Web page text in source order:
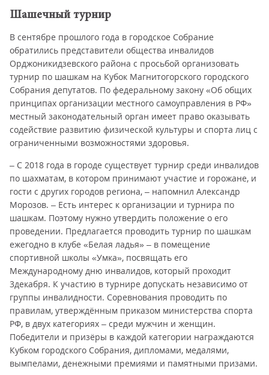
Шашечный турнир
В сентябре прошлого года в городское Собрание
обратились представители общества инвалидов
Орджоникидзевского района с просьбой организовать
турнир по шашкам на Кубок Магнитогорского городского
Собрания депутатов. По федеральному закону «Об общих
принципах организации местного самоуправления в РФ»
местный законодательный орган имеет право оказывать
содействие развитию физической культуры и спорта лиц с
ограниченными возможностями здоровья.
– С 2018 года в городе существует турнир среди инвалидов
по шахматам, в котором принимают участие и горожане, и
гости с других городов региона, – напомнил Александр
Морозов. – Есть интерес к организации и турнира по
шашкам. Поэтому нужно утвердить положение о его
проведении. Предлагается проводить турнир по шашкам
ежегодно в клубе «Белая ладья» – в помещение
спортивной школы «Умка», посвящать его
Международному дню инвалидов, который проходит
3декабря. К участию в турнире допускать независимо от
группы инвалидности. Соревнования проводить по
правилам, утверждённым приказом министерства спорта
РФ, в двух категориях – среди мужчин и женщин.
Победители и призёры в каждой категории награждаются
Кубком городского Собрания, дипломами, медалями,
вымпелами, денежными премиями и памятными призами.